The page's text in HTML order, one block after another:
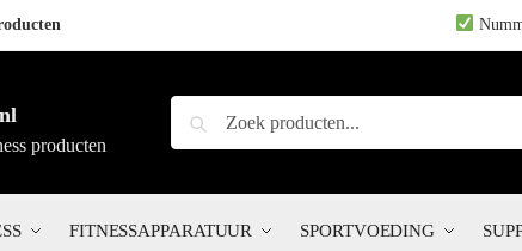
producten
Zoeken
naar:
Zoeken
FITNESSAPPARATUUR SPORTVOEDING